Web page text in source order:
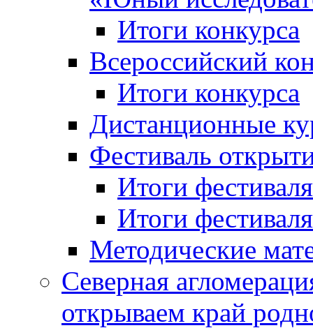
Итоги конкурса
Всероссийский
Итоги конкурса
Дистанционные
Фестиваль
Итоги
Итоги
Методические
Северная
открываем край